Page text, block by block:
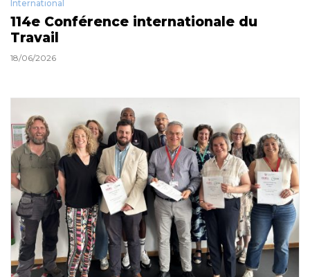
International
114e Conférence internationale du
Travail
18/06/2026